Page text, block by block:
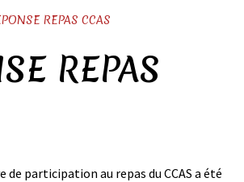
REPAS CCAS
REPAS
de participation au repas du CCAS a été